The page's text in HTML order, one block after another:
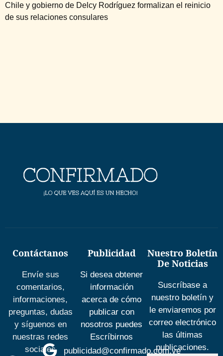
Chile y gobierno de Delcy Rodríguez formalizan el reinicio
de sus relaciones consulares
Contáctanos
Envíe sus
comentarios,
informaciones,
preguntas, dudas
y síguenos en
nuestras redes
sociales
Publicidad
Si desea obtener
información
acerca de cómo
publicar con
nosotros puedes
Escríbirnos
publicidad@confirmado.com.ve
Nuestro Boletín
De Noticias
Suscríbase a
nuestro boletín y
le enviaremos por
correo electrónico
las últimas
publicaciones.